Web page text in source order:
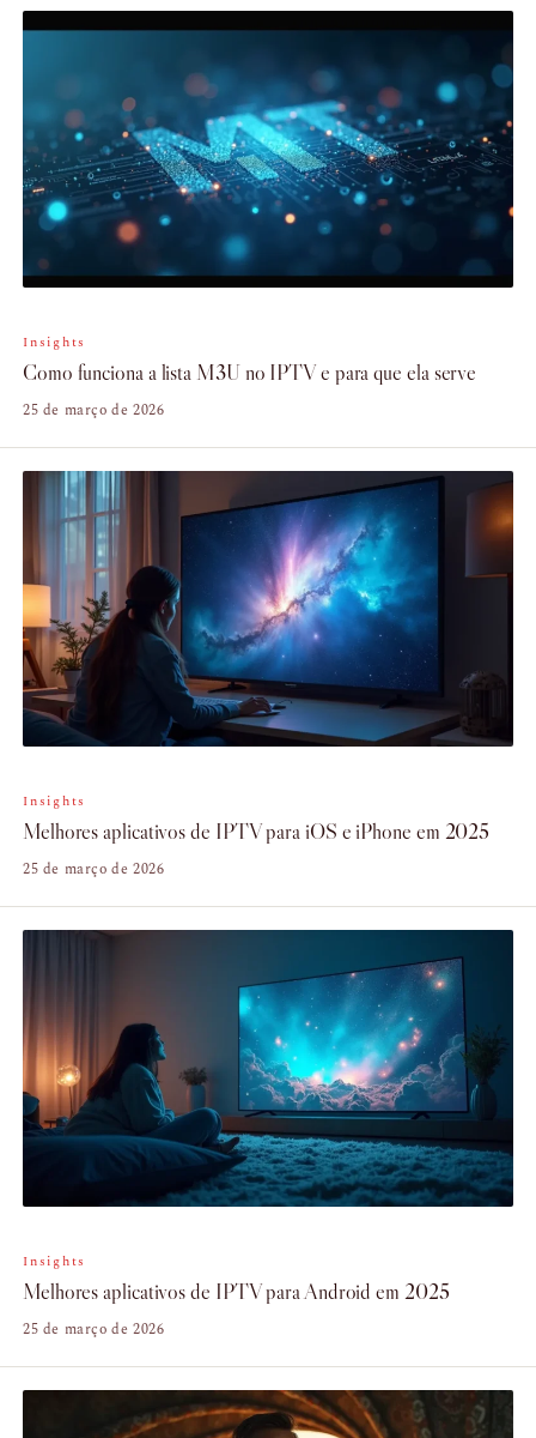
Insights
Como funciona a lista M3U no IPTV e para que ela serve
25 de março de 2026
Insights
Melhores aplicativos de IPTV para iOS e iPhone em 2025
25 de março de 2026
Insights
Melhores aplicativos de IPTV para Android em 2025
25 de março de 2026